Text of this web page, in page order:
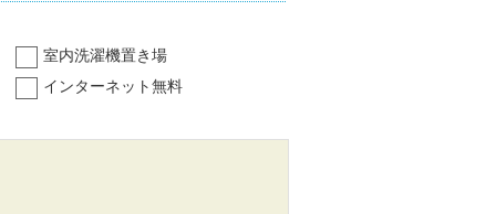
室内洗濯機置き場
インターネット無料